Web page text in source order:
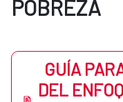
POBREZA
GUÍA
DEL